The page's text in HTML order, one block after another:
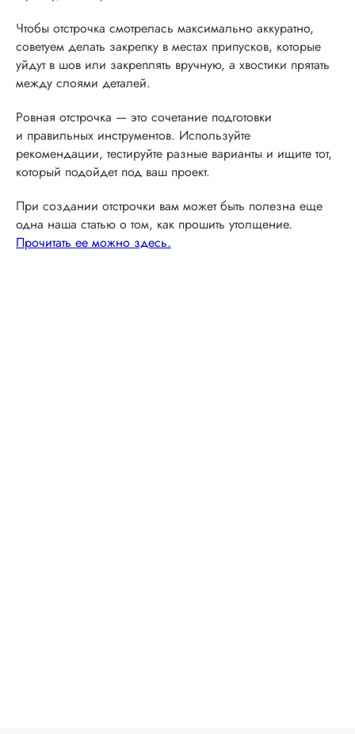
Чтобы отстрочка смотрелась максимально аккуратно,
советуем делать закрепку в местах припусков, которые
уйдут в шов или закреплять вручную, а хвостики прятать
между слоями деталей.
Ровная отстрочка — это сочетание подготовки
и правильных инструментов. Используйте
рекомендации, тестируйте разные варианты и ищите тот,
который подойдет под ваш проект.
При создании отстрочки вам может быть полезна еще
одна наша статью о том, как прошить утолщение.
Прочитать ее можно здесь.